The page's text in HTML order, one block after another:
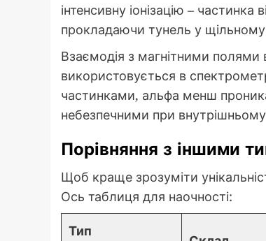
інтенсивну іонізацію –
прокладаючи тунель у щільному
Взаємодія з магнітними полями
використовується в
частинками, альфа менш
небезпечними при внутрішньому
Порівняння з іншими
Щоб краще зрозуміти
Ось таблиця для наочності:
Тип